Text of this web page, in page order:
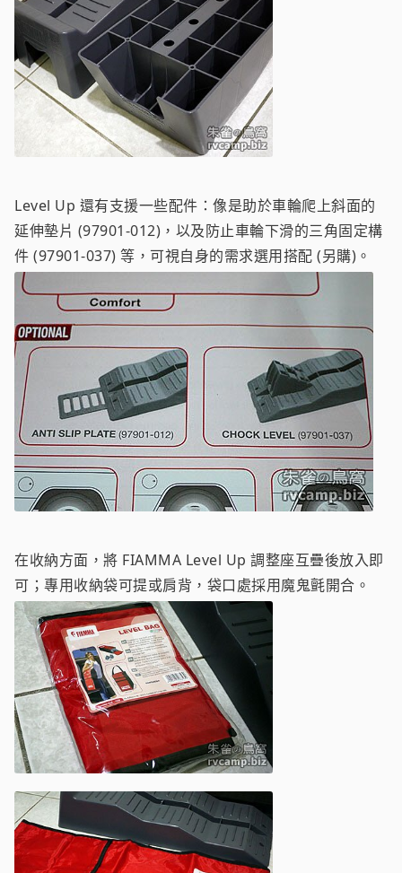
Level Up 還有支援一些配件：像是助於車輪爬上斜面的
延伸墊片 (97901-012)，以及防止車輪下滑的三角固定構
件 (97901-037) 等，可視自身的需求選用搭配 (另購)。
在收納方面，將 FIAMMA Level Up 調整座互疊後放入即
可；專用收納袋可提或肩背，袋口處採用魔鬼氈開合。